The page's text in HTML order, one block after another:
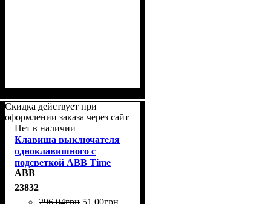
Скидка действует при
оформлении заказа через сайт
Нет в наличии
Клавиша выключателя
одноклавишного с
подсветкой ABB Time
3558E-A00653 33 шампань
металлик
ABB
23832
296.04грн 51 .00грн